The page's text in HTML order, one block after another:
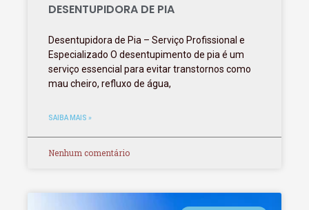
DESENTUPIDORA DE PIA
Desentupidora de Pia – Serviço Profissional e
Especializado O desentupimento de pia é um
serviço essencial para evitar transtornos como
mau cheiro, refluxo de água,
SAIBA MAIS »
Nenhum comentário